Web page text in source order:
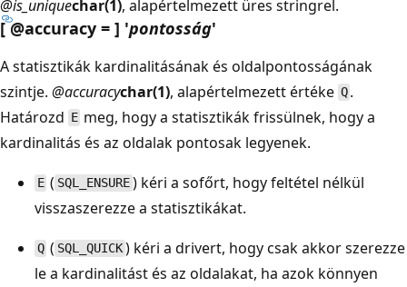
@is_uniquechar(1), alapértelmezett üres stringrel.
[ @accuracy = ] 'pontosság'
A statisztikák kardinalitásának és oldalpontosságának
szintje. @accuracychar(1), alapértelmezett értéke Q .
Határozd E meg, hogy a statisztikák frissülnek, hogy a
kardinalitás és az oldalak pontosak legyenek.
E ( SQL_ENSURE) kéri a sofőrt, hogy feltétel nélkül
visszaszerezze a statisztikákat.
Q ( SQL_QUICK) kéri a drivert, hogy csak akkor szerezze
le a kardinalitást és az oldalakat, ha azok könnyen